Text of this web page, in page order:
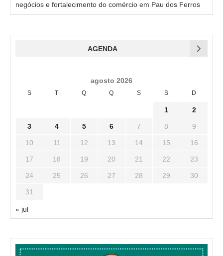
negócios e fortalecimento do comércio em Pau dos Ferros
AGENDA
agosto 2026
S T Q Q S S D
1 2
3 4 5 6 7 8 9
10 11 12 13 14 15 16
17 18 19 20 21 22 23
24 25 26 27 28 29 30
31
« jul